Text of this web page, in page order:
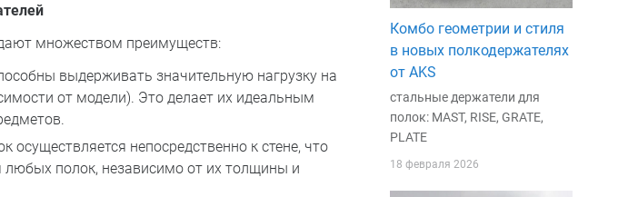
множеством преимуществ:
выдерживать значительную нагрузку на
от модели). Это делает их идеальным
осуществляется непосредственно к стене, что
любых полок, независимо от их толщины и
Комбо геометрии и стиля
в новых полкодержателях
от AKS
стальные держатели для
полок: MAST, RISE, GRATE,
PLATE
18 февраля 2026